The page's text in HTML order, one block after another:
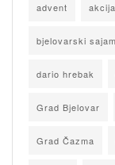
advent akcija
bjelovarski sajam
dario hrebak
Grad Bjelovar
Grad Čazma